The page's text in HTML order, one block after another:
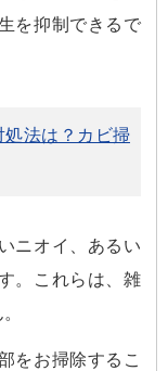
を抑制できるで
法は？カビ掃
ニオイ、あるい
。これらは、雑
をお掃除するこ